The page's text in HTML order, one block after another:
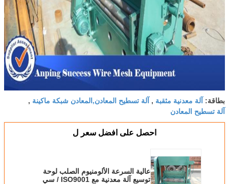
بطاقة: آلة معدنية مثقبة , آلة تسطيح المعادن,المعادن شبكة ماكينة ,
آلة تسطيح المعادن
احصل على افضل سعر ل
عالية السرعة الألومنيوم الصلب لوحة
توسيع آلة معدنية مع ISO9001 / سي